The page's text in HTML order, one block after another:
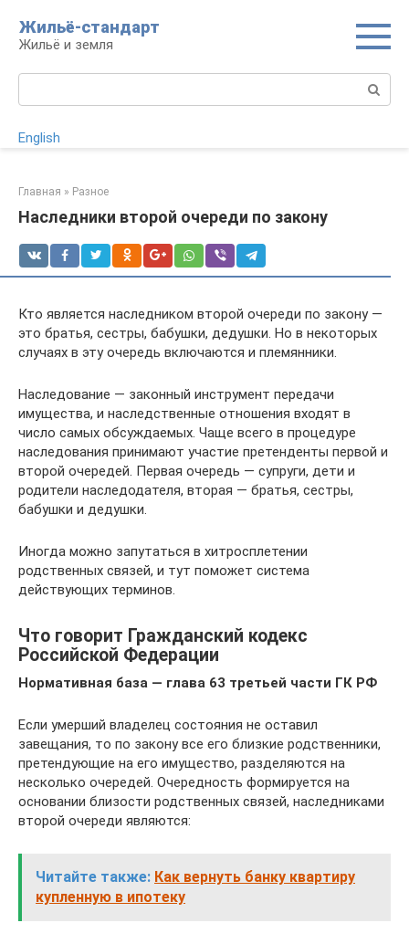
контенту
Жильё-стандарт
Жильё и земля
English
Главная » Разное
Наследники второй очереди по закону
Кто является наследником второй очереди по закону —
это братья, сестры, бабушки, дедушки. Но в некоторых
случаях в эту очередь включаются и племянники.
Наследование — законный инструмент передачи
имущества, и наследственные отношения входят в
число самых обсуждаемых. Чаще всего в процедуре
наследования принимают участие претенденты первой и
второй очередей. Первая очередь — супруги, дети и
родители наследодателя, вторая — братья, сестры,
бабушки и дедушки.
Иногда можно запутаться в хитросплетении
родственных связей, и тут поможет система
действующих терминов.
Что говорит Гражданский кодекс
Российской Федерации
Нормативная база — глава 63 третьей части ГК РФ
Если умерший владелец состояния не оставил
завещания, то по закону все его близкие родственники,
претендующие на его имущество, разделяются на
несколько очередей. Очередность формируется на
основании близости родственных связей, наследниками
второй очереди являются:
Читайте также: Как вернуть банку квартиру
купленную в ипотеку